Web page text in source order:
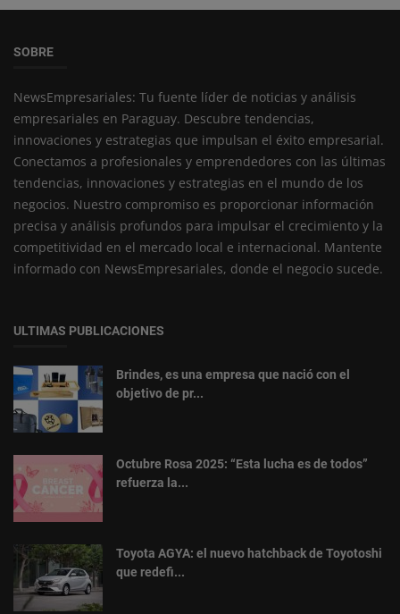
SOBRE
NewsEmpresariales: Tu fuente líder de noticias y análisis
empresariales en Paraguay. Descubre tendencias,
innovaciones y estrategias que impulsan el éxito empresarial.
Conectamos a profesionales y emprendedores con las últimas
tendencias, innovaciones y estrategias en el mundo de los
negocios. Nuestro compromiso es proporcionar información
precisa y análisis profundos para impulsar el crecimiento y la
competitividad en el mercado local e internacional. Mantente
informado con NewsEmpresariales, donde el negocio sucede.
ULTIMAS PUBLICACIONES
Brindes, es una empresa que nació con el
objetivo de pr...
Octubre Rosa 2025: “Esta lucha es de todos”
refuerza la...
Toyota AGYA: el nuevo hatchback de Toyotoshi
que redefi...